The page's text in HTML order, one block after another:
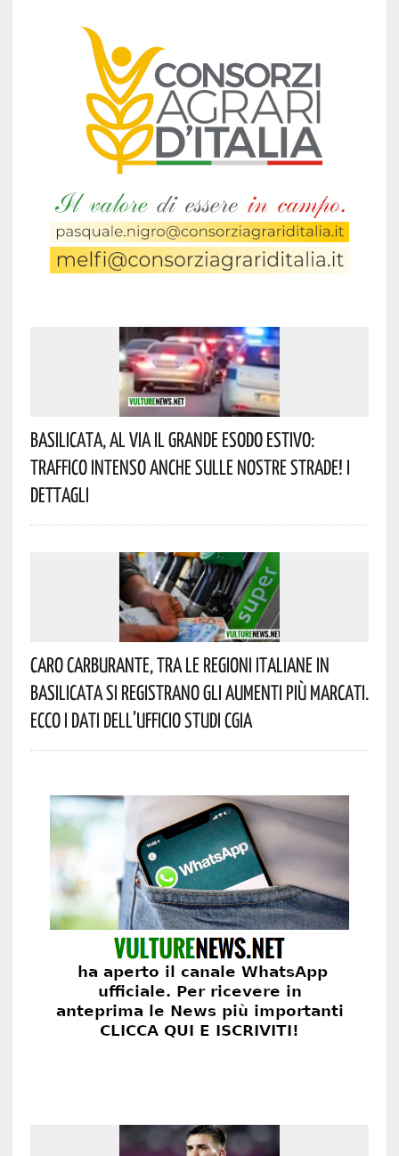
Basilicata, Al Via Il Grande Esodo Estivo:
Traffico Intenso Anche Sulle Nostre Strade! I
Dettagli
Caro Carburante, Tra Le Regioni Italiane In
Basilicata Si Registrano Gli Aumenti Più Marcati.
Ecco I Dati Dell’Ufficio Studi CGIA